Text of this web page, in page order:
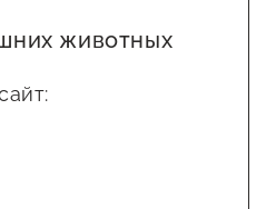
животных